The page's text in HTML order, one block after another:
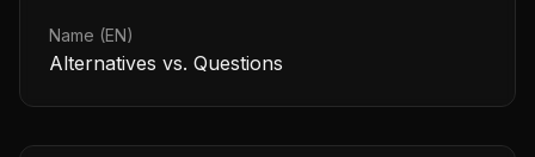
Name (EN)
Alternatives vs. Questions